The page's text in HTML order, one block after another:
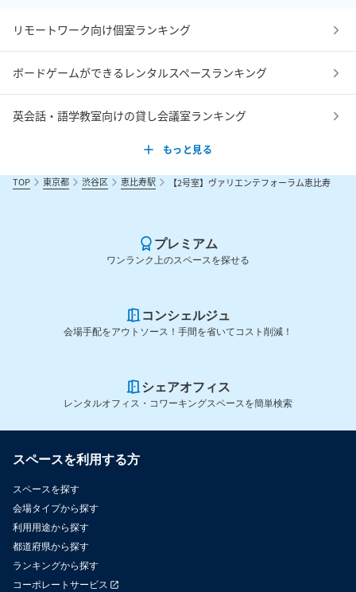
リモートワーク向け個室ランキング
ボードゲームができるレンタルスペースランキング
英会話・語学教室向けの貸し会議室ランキング
もっと見る
TOP 東京都 渋谷区 恵比寿駅 【2号室】ヴァリエンテフォーラム恵比寿
プレミアム
ワンランク上のスペースを探せる
コンシェルジュ
会場手配をアウトソース！手間を省いてコスト削減！
シェアオフィス
レンタルオフィス・コワーキングスペースを簡単検索
スペースを利用する方
スペースを探す
会場タイプから探す
利用用途から探す
都道府県から探す
ランキングから探す
コーポレートサービス